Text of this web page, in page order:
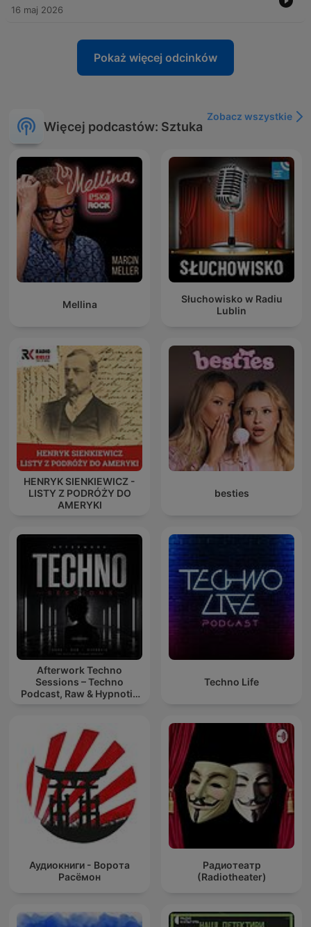
16 maj 2026
Pokaż więcej odcinków
Więcej podcastów: Sztuka
Zobacz wszystkie
Mellina
Słuchowisko w Radiu
Lublin
HENRYK SIENKIEWICZ -
LISTY Z PODRÓŻY DO
AMERYKI
besties
Afterwork Techno
Sessions – Techno
Podcast, Raw & Hypnotic
Techno Life
Аудиокниги - Ворота
Расёмон
Радиотеатр
(Radiotheater)